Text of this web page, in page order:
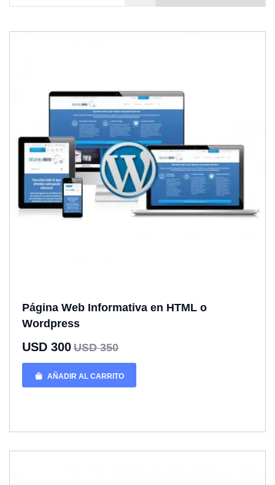
Página Web Informativa en HTML o
Wordpress
USD 300 USD 350
AÑADIR AL CARRITO